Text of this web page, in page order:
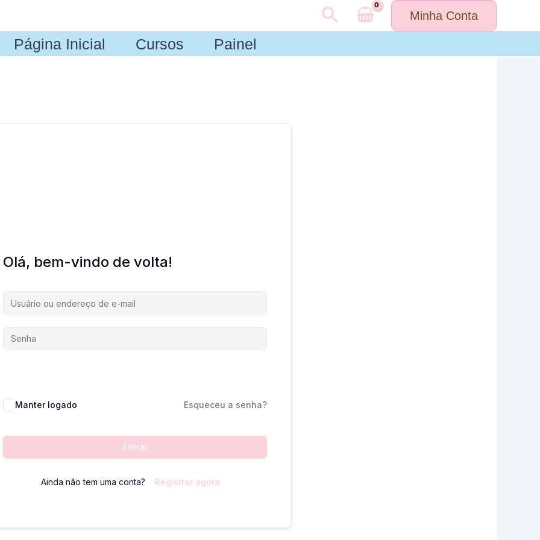
Pesquisar Minha Conta
Página Inicial Cursos Painel
Olá, bem-vindo de volta!
Manter logado Esqueceu a senha?
Entrar
Ainda não tem uma conta? Registrar agora